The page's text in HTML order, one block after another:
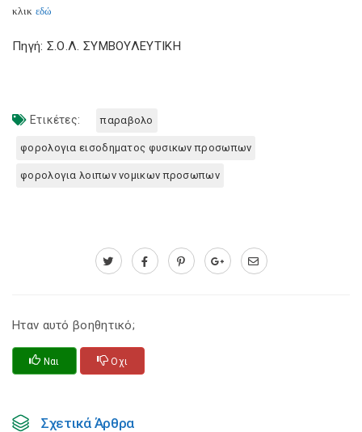
κλικ εδώ
Πηγή: Σ.Ο.Λ. ΣΥΜΒΟΥΛΕΥΤΙΚΗ
Ετικέτες: παραβολο
φορολογια εισοδηματος φυσικων προσωπων
φορολογια λοιπων νομικων προσωπων
Ηταν αυτό βοηθητικό;
Ναι Οχι
Σχετικά Άρθρα